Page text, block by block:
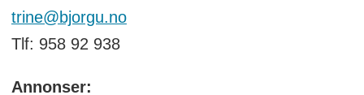
trine@bjorgu.no
Tlf: 958 92 938
Annonser: